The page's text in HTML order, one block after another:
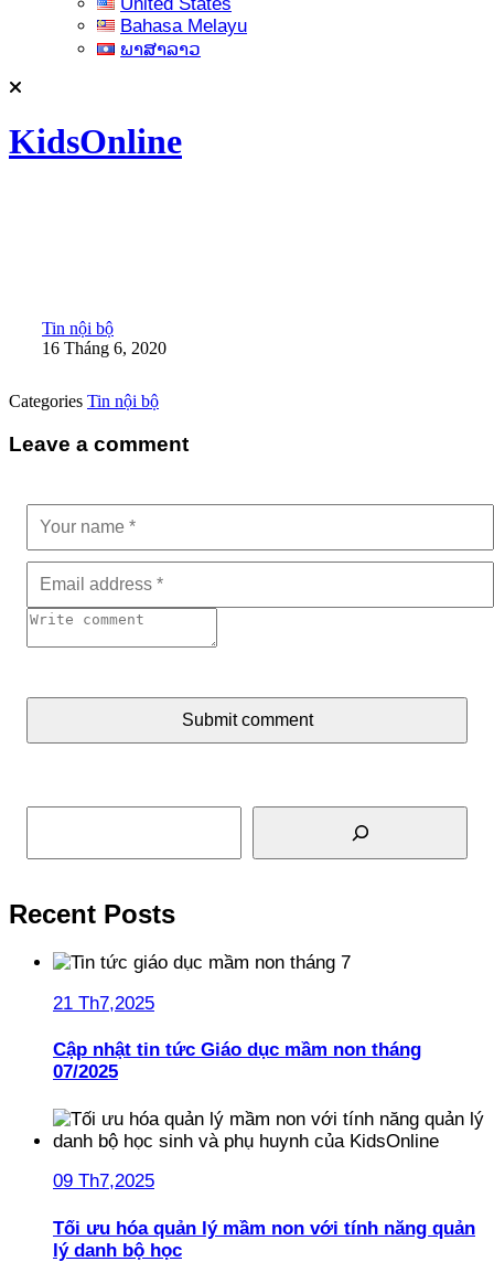
Bahasa Melayu
ພາສາລາວ
KidsOnline
Tin nội bộ
16 Tháng 6, 2020
Categories Tin nội bộ
Leave a comment
Submit comment
Tìm kiếm
Recent Posts
21 Th7,2025
Cập nhật tin tức Giáo dục mầm non tháng
07/2025
09 Th7,2025
Tối ưu hóa quản lý mầm non với tính năng quản
lý danh bộ học